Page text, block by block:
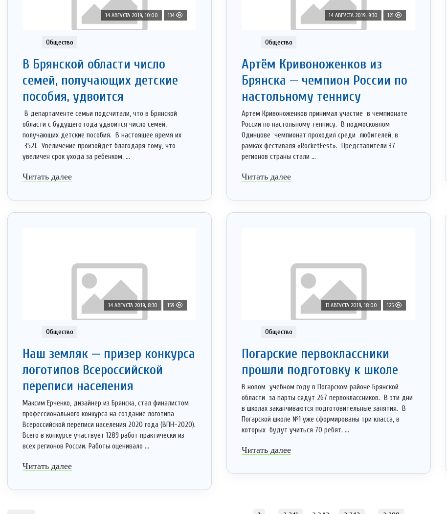
14 АВГУСТА 2019, 10:00 134
Общество
В Брянской области число
семей, получающих детские
пособия, удвоится
В департаменте семьи подсчитали, что в Брянской
области с будущего года удвоится число семей,
получающих детские пособия. В настоящее время их
3521. Увеличение произойдет благодаря тому, что
увеличен срок ухода за ребенком, ...
Читать далее
14 АВГУСТА 2019, 9:30 121
Общество
Артём Кривоноженков из
Брянска — чемпион России по
настольному теннису
Артем Кривоноженков принимал участие в чемпионате
России по настольному теннису. В подмосковном
Одинцове чемпионат проходил среди любителей, в
рамках фестиваля «RocketFest». Представители 37
регионов страны стали ...
Читать далее
14 АВГУСТА 2019, 8:30 159
Общество
Наш земляк — призер конкурса
логотипов Всероссийской
переписи населения
Максим Ерченко, дизайнер из Брянска, стал финалистом
профессионального конкурса на создание логотипа
Всероссийской переписи населения 2020 года (ВПН-2020).
Всего в конкурсе участвует 1289 работ практически из
всех регионов России. Работы оценивало ...
Читать далее
13 АВГУСТА 2019, 18:00 125
Общество
Погарские первоклассники
прошли подготовку к школе
В новом учебном году в Погарском районе Брянской
области за парты сядут 267 первоклассников. В эти дни
в школах заканчиваются подготовительные занятия. В
Погарской школе №1 уже сформированы три класса, в
которых будут учиться 70 ребят. ...
Читать далее